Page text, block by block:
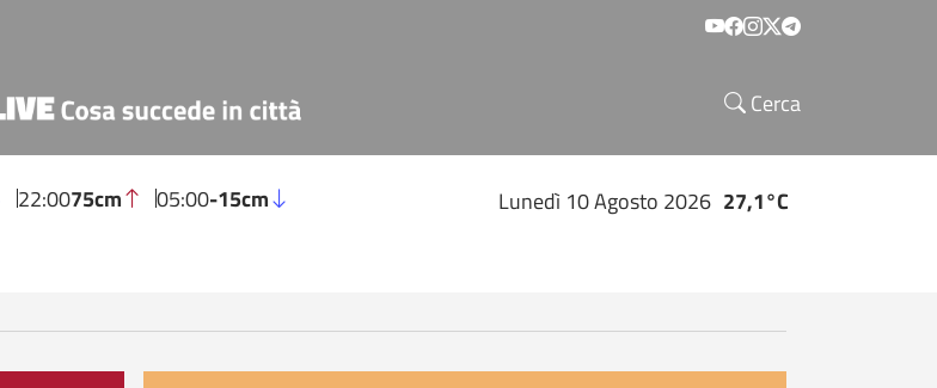
Social menu
Cerca
22:0075cm 05:00-15cm Lunedì 10 Agosto 2026 27,1°C